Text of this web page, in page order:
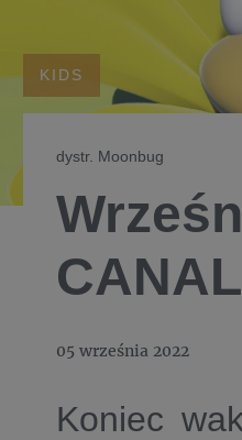
KIDS
dystr. Moonbug
05 września 2022
Koniec